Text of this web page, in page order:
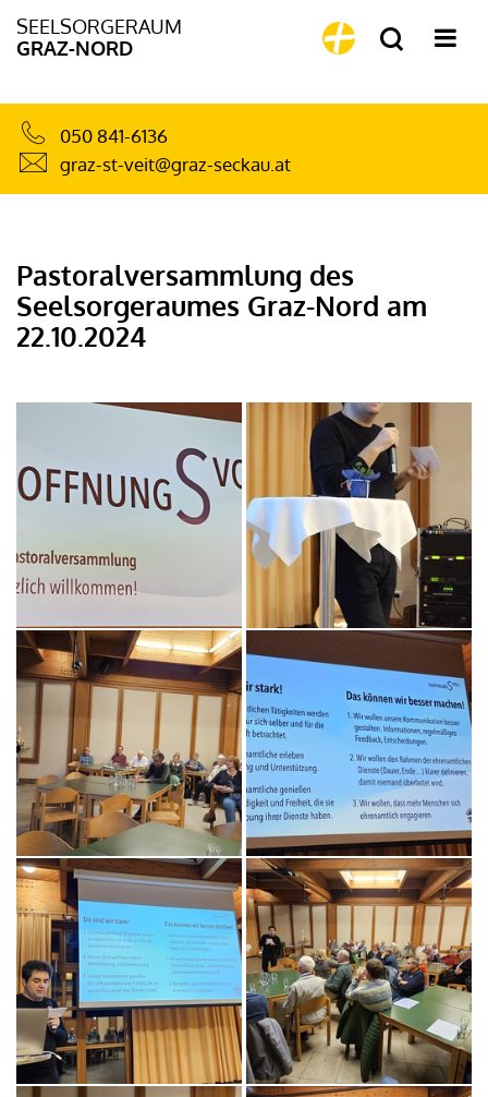
SEELSORGERAUM
GRAZ-NORD
050 841-6136
graz-st-veit@graz-seckau.at
Pastoralversammlung des
Seelsorgeraumes Graz-Nord am
22.10.2024